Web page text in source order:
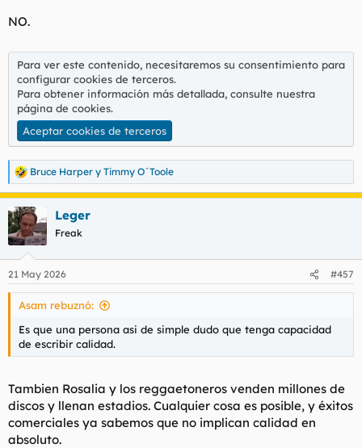
NO.
Para ver este contenido, necesitaremos su consentimiento para
configurar cookies de terceros.
Para obtener información más detallada, consulte nuestra
página de cookies.
Aceptar cookies de terceros
R
e
a
c
c
i
e
s
Bruce Harper y Timmy O´Toole
Leger
Freak
21 May 2026 #457
Asam rebuznó:
Es que una persona asi de simple dudo que tenga capacidad
de escribir calidad.
Tambien Rosalia y los reggaetoneros venden millones de
discos y llenan estadios. Cualquier cosa es posible, y éxitos
comerciales ya sabemos que no implican calidad en
absoluto.